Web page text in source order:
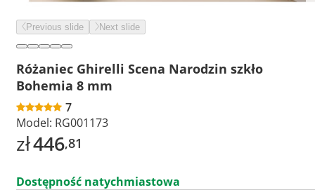
Previous slide Next slide
Różaniec Ghirelli Scena Narodzin szkło
Bohemia 8 mm
7
Model: RG001173
zł446,81
Dostępność natychmiastowa